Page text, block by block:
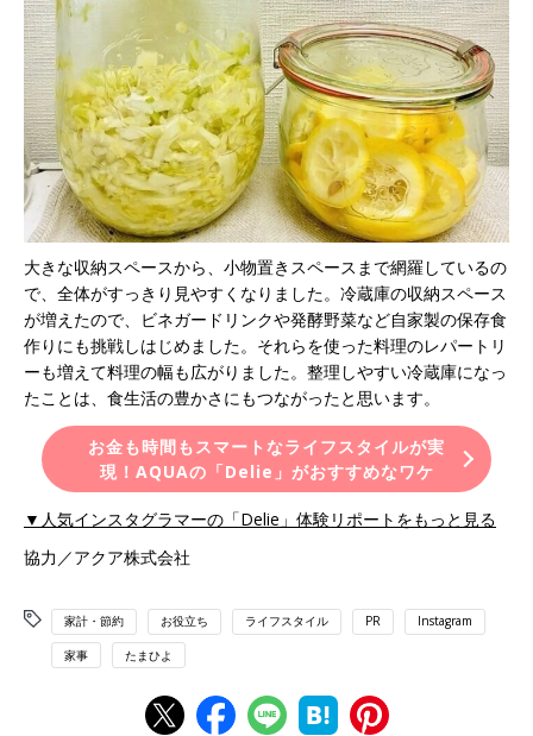
大きな収納スペースから、小物置きスペースまで網羅しているの
で、全体がすっきり見やすくなりました。冷蔵庫の収納スペース
が増えたので、ビネガードリンクや発酵野菜など自家製の保存食
作りにも挑戦しはじめました。それらを使った料理のレパートリ
ーも増えて料理の幅も広がりました。整理しやすい冷蔵庫になっ
たことは、食生活の豊かさにもつながったと思います。
お金も時間もスマートなライフスタイルが実
現！AQUAの「Delie」がおすすめなワケ
▼人気インスタグラマーの「Delie」体験リポートをもっと見る
協力／アクア株式会社
家計・節約 お役立ち ライフスタイル PR Instagram
家事 たまひよ